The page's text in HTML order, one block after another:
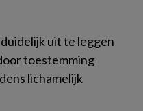
uit te leggen
toestemming
lichamelijk